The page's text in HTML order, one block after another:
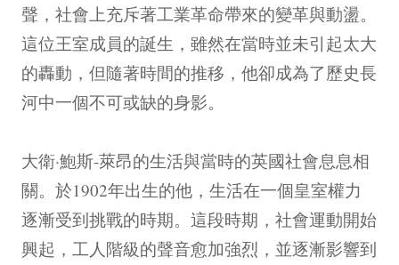
聲，社會上充斥著工業革命帶來的變革與動盪。
這位王室成員的誕生，雖然在當時並未引起太大
的轟動，但隨著時間的推移，他卻成為了歷史長
河中一個不可或缺的身影。
大衛·鮑斯-萊昂的生活與當時的英國社會息息相
關。於1902年出生的他，生活在一個皇室權力
逐漸受到挑戰的時期。這段時期，社會運動開始
興起，工人階級的聲音愈加強烈，並逐漸影響到